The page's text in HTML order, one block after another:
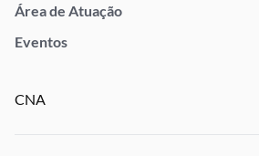
Área de Atuação
Eventos
CNA